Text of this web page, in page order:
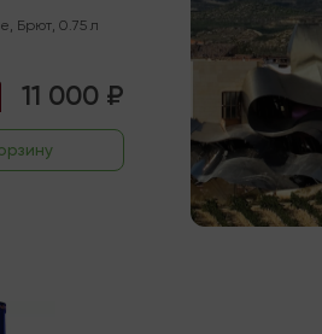
, Брют, 0.75 л
11 000 ₽